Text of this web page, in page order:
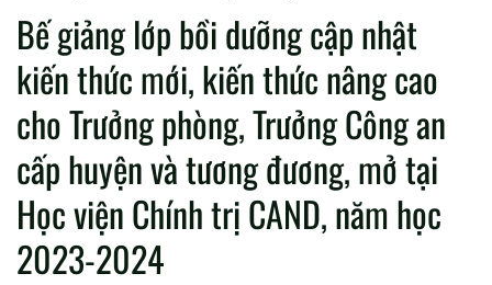
Bế giảng lớp bồi dưỡng cập nhật
kiến thức mới, kiến thức nâng cao
cho Trưởng phòng, Trưởng Công an
cấp huyện và tương đương, mở tại
Học viện Chính trị CAND, năm học
2023-2024